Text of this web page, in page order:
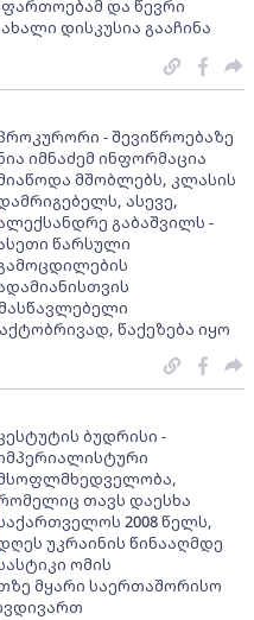
და წევრი
დისკუსია გააჩინა
- შევიწროებაზე
იმნაძემ ინფორმაცია
მშობლებს, კლასის
ასევე,
გაბაშვილს -
წარსული
წაქეზება იყო
ბუდრისი -
თავს დაესხა
2008 წელს,
უკრაინის წინააღმდე
ომის
მყარი საერთაშორისო